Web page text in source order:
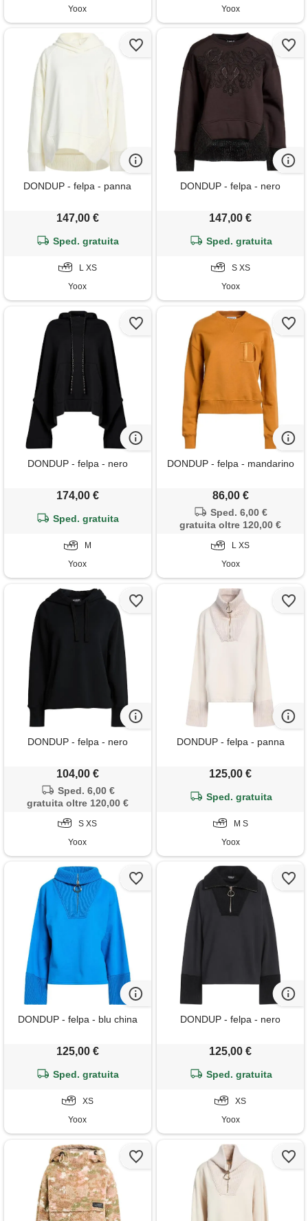
Yoox Yoox
DONDUP - felpa - panna
147,00 €
Sped. gratuita
L XS
Yoox
DONDUP - felpa - nero
147,00 €
Sped. gratuita
S XS
Yoox
DONDUP - felpa - nero
174,00 €
Sped. gratuita
M
Yoox
DONDUP - felpa - mandarino
86,00 €
Sped. 6,00 €
gratuita oltre 120,00 €
L XS
Yoox
DONDUP - felpa - nero
104,00 €
Sped. 6,00 €
gratuita oltre 120,00 €
S XS
Yoox
DONDUP - felpa - panna
125,00 €
Sped. gratuita
M S
Yoox
DONDUP - felpa - blu china
125,00 €
Sped. gratuita
XS
Yoox
DONDUP - felpa - nero
125,00 €
Sped. gratuita
XS
Yoox